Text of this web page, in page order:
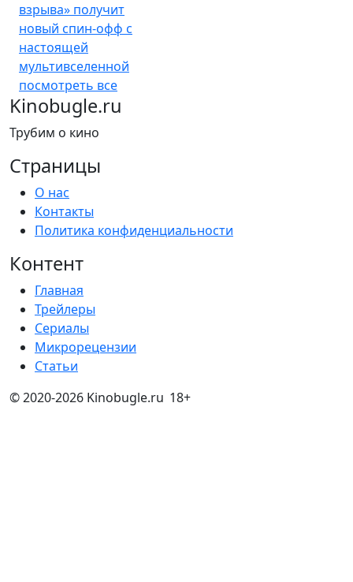
взрыва» получит
новый спин-офф с
настоящей
мультивселенной
посмотреть все
Kinobugle.ru
Трубим о кино
Страницы
О нас
Контакты
Политика конфиденциальности
Контент
Главная
Трейлеры
Сериалы
Микрорецензии
Статьи
© 2020-2026 Kinobugle.ru 18+